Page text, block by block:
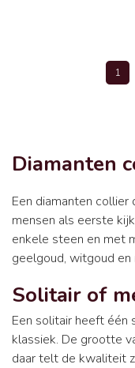
1
Diamanten
Een diamanten
mensen als eerste
enkele steen en met
geelgoud, witgoud en
Solitair of
Een solitair heeft één
klassiek. De grootte
daar telt de kwaliteit